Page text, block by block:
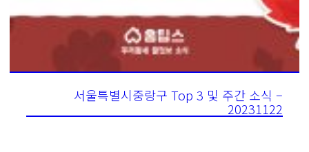
서울특별시중랑구 Top 3 및 주간 소식 –
20231122